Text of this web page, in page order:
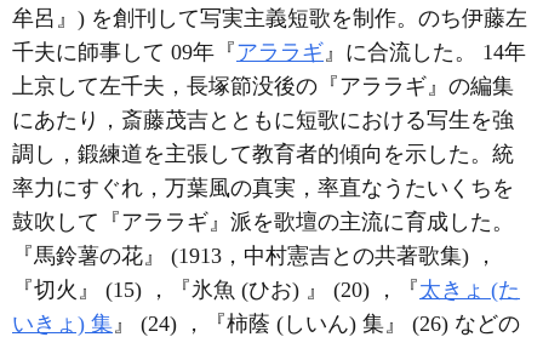
牟呂』) を創刊して写実主義短歌を制作。のち伊藤左
千夫に師事して 09年『アララギ』に合流した。 14年
上京して左千夫，長塚節没後の『アララギ』の編集
にあたり，斎藤茂吉とともに短歌における写生を強
調し，鍛練道を主張して教育者的傾向を示した。統
率力にすぐれ，万葉風の真実，率直なうたいくちを
鼓吹して『アララギ』派を歌壇の主流に育成した。
『馬鈴薯の花』 (1913，中村憲吉との共著歌集) ，
『切火』 (15) ，『氷魚 (ひお) 』 (20) ，『太きょ (た
いきょ) 集』 (24) ，『柿蔭 (しいん) 集』 (26) などの